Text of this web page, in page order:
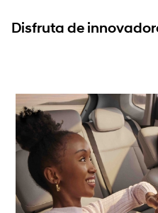
Disfruta de